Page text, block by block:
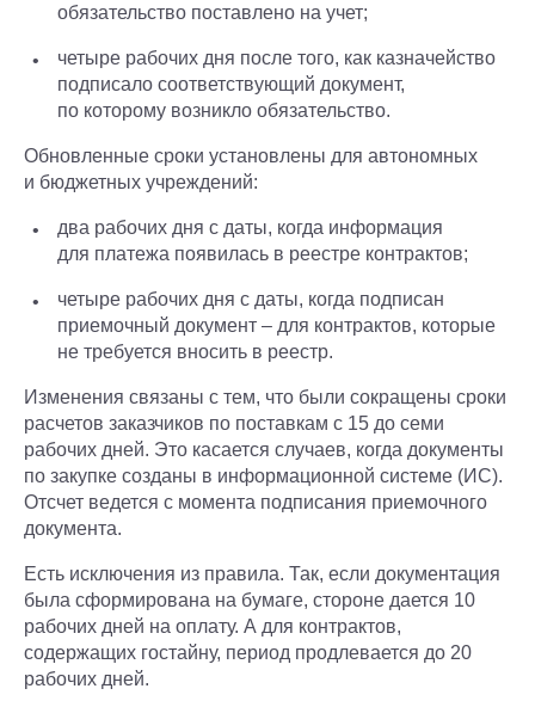
обязательство поставлено на учет;
четыре рабочих дня после того, как казначейство
подписало соответствующий документ,
по которому возникло обязательство.
Обновленные сроки установлены для автономных
и бюджетных учреждений:
два рабочих дня с даты, когда информация
для платежа появилась в реестре контрактов;
четыре рабочих дня с даты, когда подписан
приемочный документ – для контрактов, которые
не требуется вносить в реестр.
Изменения связаны с тем, что были сокращены сроки
расчетов заказчиков по поставкам с 15 до семи
рабочих дней. Это касается случаев, когда документы
по закупке созданы в информационной системе (ИС).
Отсчет ведется с момента подписания приемочного
документа.
Есть исключения из правила. Так, если документация
была сформирована на бумаге, стороне дается 10
рабочих дней на оплату. А для контрактов,
содержащих гостайну, период продлевается до 20
рабочих дней.